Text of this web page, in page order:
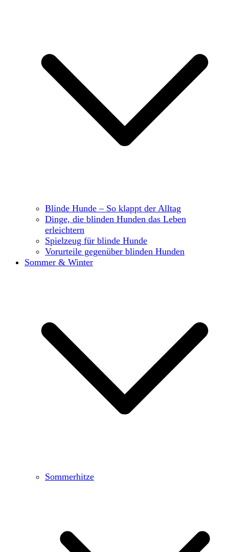
Blinde Hunde – So klappt der Alltag
Dinge, die blinden Hunden das Leben
erleichtern
Spielzeug für blinde Hunde
Vorurteile gegenüber blinden Hunden
Sommer & Winter
Sommerhitze